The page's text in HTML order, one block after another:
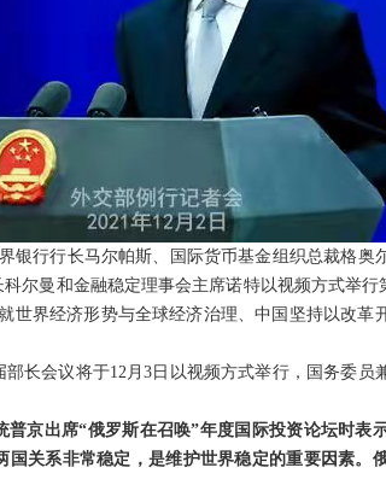
银行行长马尔帕斯、国际货币基金组织总裁格奥
尔曼和金融稳定理事会主席诺特以视频方式举行
世界经济形势与全球经济治理、中国坚持以改革
长会议将于12月3日以视频方式举行，国务委员
普京出席“俄罗斯在召唤”年度国际投资论坛时表
关系非常稳定，是维护世界稳定的重要因素。